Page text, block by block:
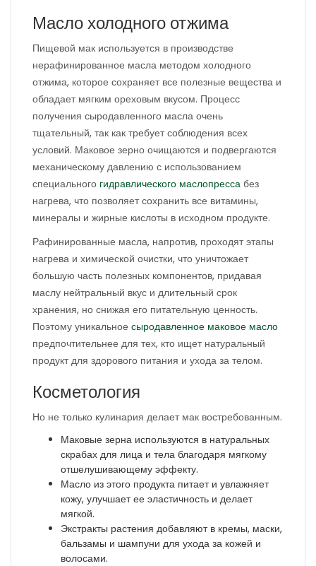
Масло холодного отжима
Пищевой мак используется в производстве
нерафинированное масла методом холодного
отжима, которое сохраняет все полезные вещества и
обладает мягким ореховым вкусом. Процесс
получения сыродавленного масла очень
тщательный, так как требует соблюдения всех
условий. Маковое зерно очищаются и подвергаются
механическому давлению с использованием
специального гидравлического маслопресса без
нагрева, что позволяет сохранить все витамины,
минералы и жирные кислоты в исходном продукте.
Рафинированные масла, напротив, проходят этапы
нагрева и химической очистки, что уничтожает
большую часть полезных компонентов, придавая
маслу нейтральный вкус и длительный срок
хранения, но снижая его питательную ценность.
Поэтому уникальное сыродавленное маковое масло
предпочтительнее для тех, кто ищет натуральный
продукт для здорового питания и ухода за телом.
Косметология
Но не только кулинария делает мак востребованным.
Маковые зерна используются в натуральных
скрабах для лица и тела благодаря мягкому
отшелушивающему эффекту.
Масло из этого продукта питает и увлажняет
кожу, улучшает ее эластичность и делает
мягкой.
Экстракты растения добавляют в кремы, маски,
бальзамы и шампуни для ухода за кожей и
волосами.